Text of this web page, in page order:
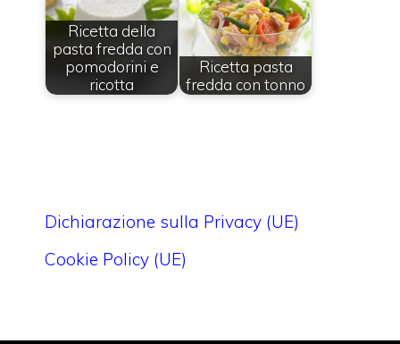
Ricetta della
pasta fredda con
pomodorini e
ricotta
Ricetta pasta
fredda con tonno
Dichiarazione sulla Privacy (UE)
Cookie Policy (UE)